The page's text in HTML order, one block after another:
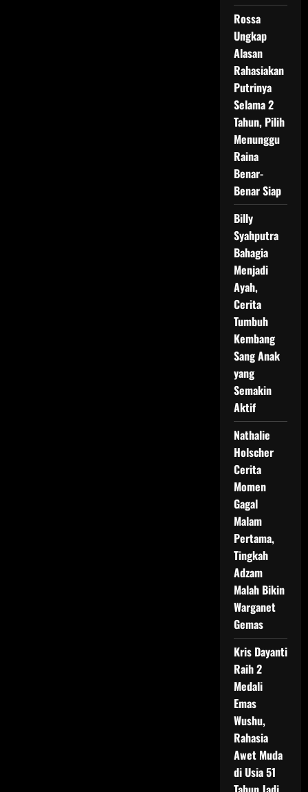
Rossa
Ungkap
Alasan
Rahasiakan
Putrinya
Selama 2
Tahun, Pilih
Menunggu
Raina
Benar-
Benar Siap
Billy
Syahputra
Bahagia
Menjadi
Ayah,
Cerita
Tumbuh
Kembang
Sang Anak
yang
Semakin
Aktif
Nathalie
Holscher
Cerita
Momen
Gagal
Malam
Pertama,
Tingkah
Adzam
Malah Bikin
Warganet
Gemas
Kris Dayanti
Raih 2
Medali
Emas
Wushu,
Rahasia
Awet Muda
di Usia 51